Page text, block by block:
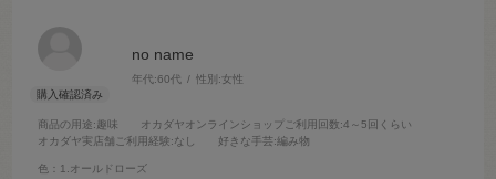
no name
年代:60代 性別:女性
商品の用途:趣味 オカダヤオンラインショップご利用回数:4～5回くらい
オカダヤ実店舗ご利用経験:なし 好きな手芸:編み物
色：1.オールドローズ